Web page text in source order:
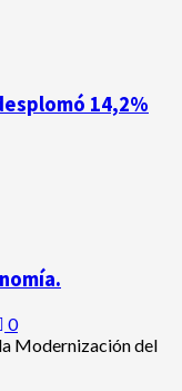
14,2%
0